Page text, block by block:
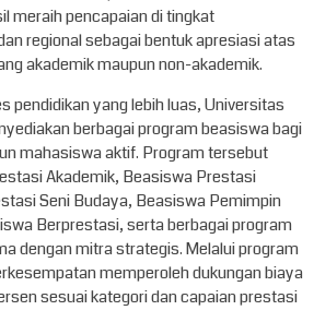
meraih pencapaian di tingkat
regional sebagai bentuk apresiasi atas
akademik maupun non-akademik.
pendidikan yang lebih luas, Universitas
berbagai program beasiswa bagi
mahasiswa aktif. Program tersebut
Akademik, Beasiswa Prestasi
Seni Budaya, Beasiswa Pemimpin
Berprestasi, serta berbagai program
dengan mitra strategis. Melalui program
memperoleh dukungan biaya
sesuai kategori dan capaian prestasi